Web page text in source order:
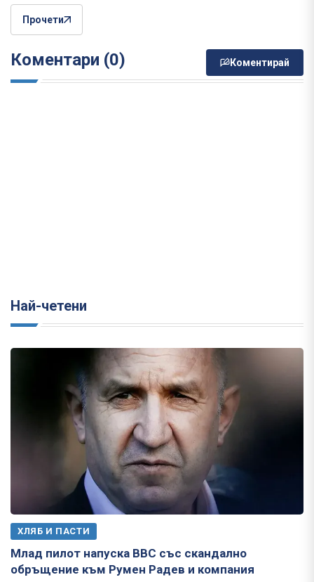
Прочети
Коментари (0) Коментирай
Най-четени
ХЛЯБ И ПАСТИ
Млад пилот напуска ВВС със скандално
обръщение към Румен Радев и компания